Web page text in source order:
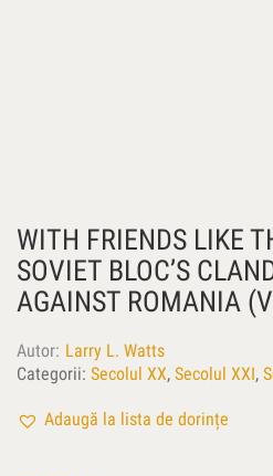
WITH FRIENDS LIKE
SOVIET BLOC’S
AGAINST ROMANIA
Autor Larry L. Watts
Categorii: Secolul XX, Secolul XXI,
Adaugă la lista de dorințe